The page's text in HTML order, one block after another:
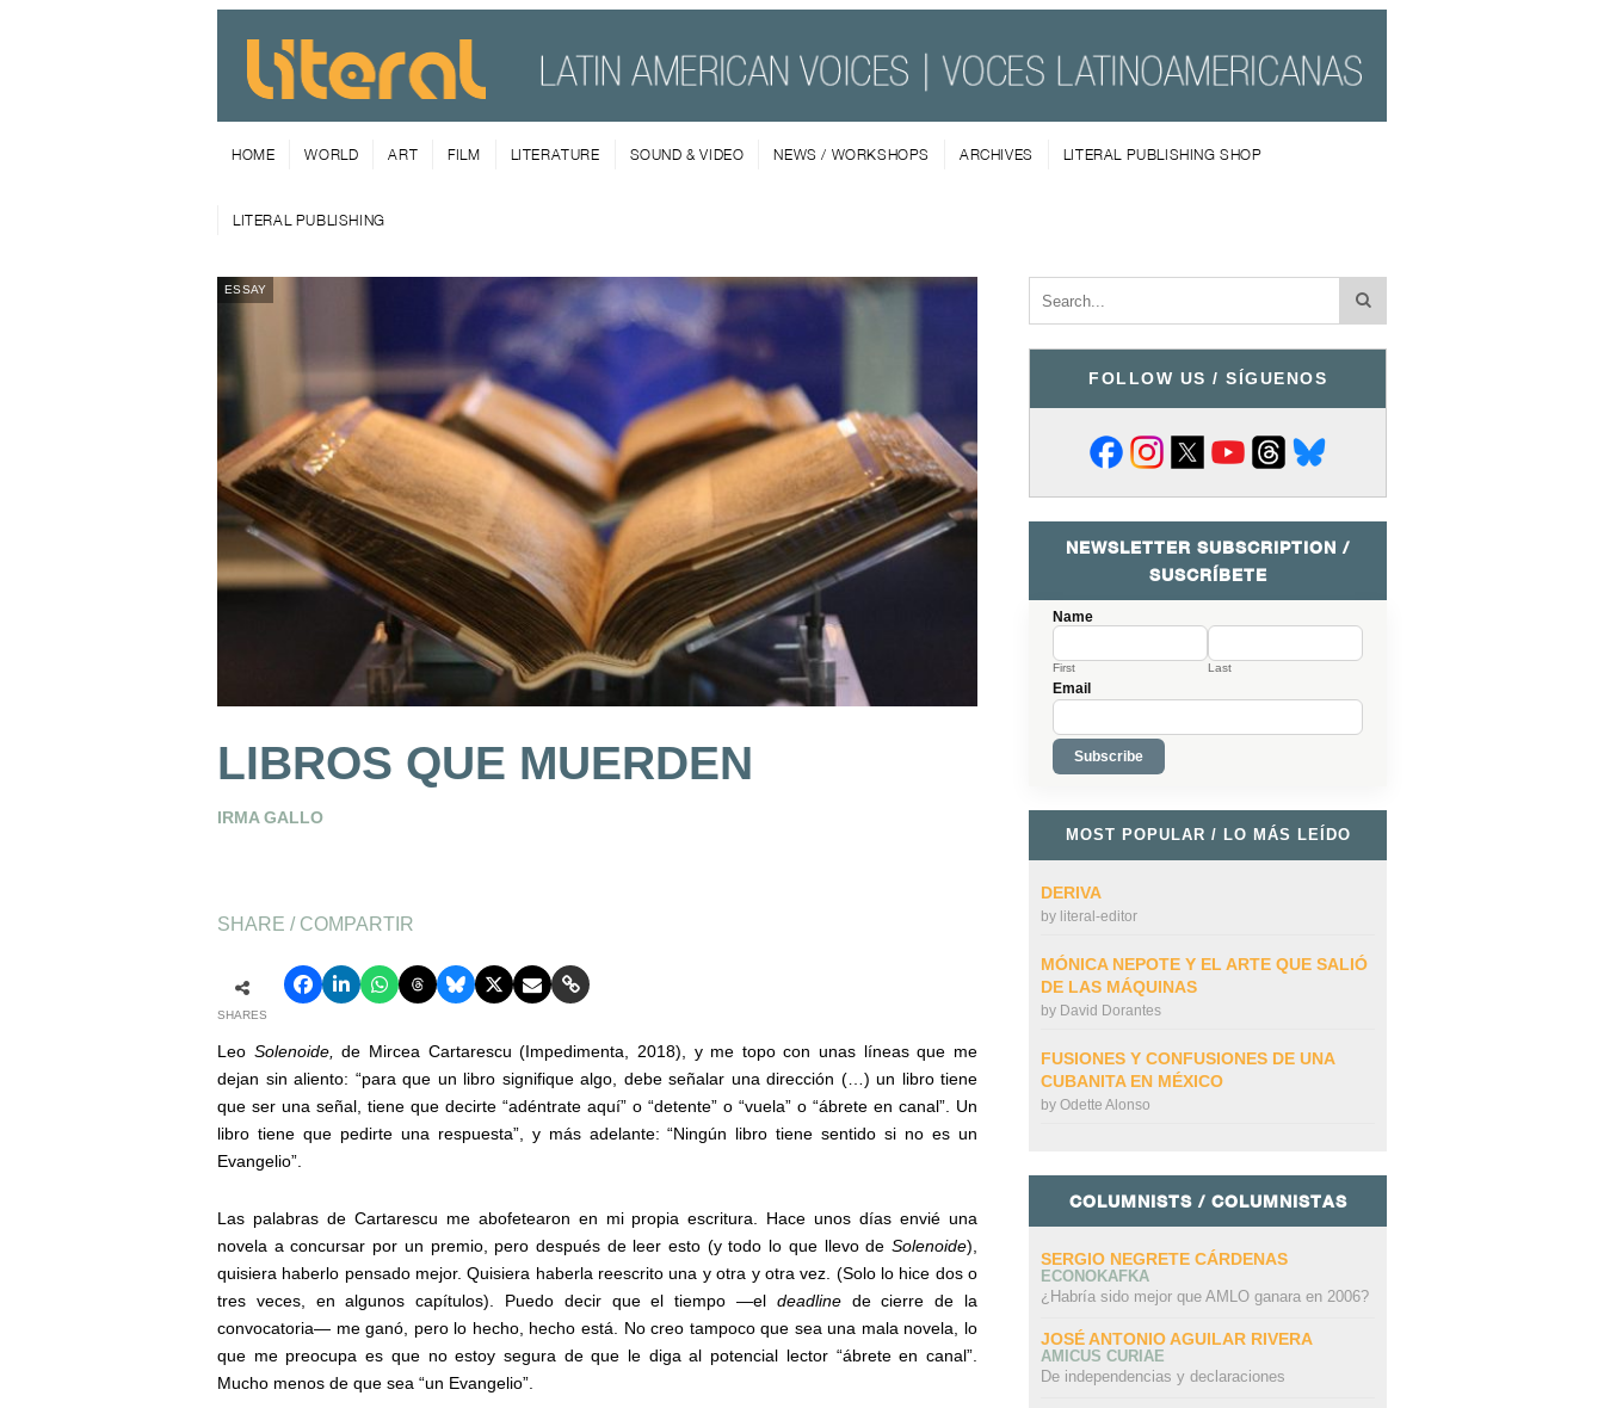
HOME WORLD ART FILM LITERATURE SOUND & VIDEO NEWS / WORKSHOPS ARCHIVES LITERAL PUBLISHING SHOP
LITERAL PUBLISHING
ESSAY
LIBROS QUE MUERDEN
IRMA GALLO
SHARE / COMPARTIR
SHARES
Leo Solenoide,
de Mircea Cartarescu (Impedimenta, 2018), y me topo con unas líneas que me
dejan sin aliento: “para que un libro signifique algo, debe señalar una dirección (…) un libro tiene
que ser una señal, tiene que decirte “adéntrate aquí” o “detente” o “vuela” o “ábrete en canal”. Un
libro tiene que pedirte una respuesta”, y más adelante: “Ningún libro tiene sentido si no es un
Evangelio”.
Las palabras de Cartarescu me abofetearon en mi propia escritura. Hace unos días envié una
novela a concursar por un premio, pero después de leer esto (y todo lo que llevo de Solenoide),
quisiera haberlo pensado mejor. Quisiera haberla reescrito una y otra y otra vez. (Solo lo hice dos o
tres veces, en algunos capítulos). Puedo decir que el tiempo —el deadlinede cierre de la
convocatoria— me ganó, pero lo hecho, hecho está. No creo tampoco que sea una mala novela, lo
que me preocupa es que no estoy segura de que le diga al potencial lector “ábrete en canal”.
Mucho menos de que sea “un Evangelio”.
FOLLOW US / SÍGUENOS
NEWSLETTER SUBSCRIPTION /
SUSCRÍBETE
Name
First Last
Email
MOST POPULAR / LO MÁS LEÍDO
DERIVA
by literal-editor
MÓNICA NEPOTE Y EL ARTE QUE SALIÓ
DE LAS MÁQUINAS
by David Dorantes
FUSIONES Y CONFUSIONES DE UNA
CUBANITA EN MÉXICO
by Odette Alonso
COLUMNISTS / COLUMNISTAS
SERGIO NEGRETE CÁRDENAS
ECONOKAFKA
¿Habría sido mejor que AMLO ganara en 2006?
JOSÉ ANTONIO AGUILAR RIVERA
AMICUS CURIAE
De independencias y declaraciones